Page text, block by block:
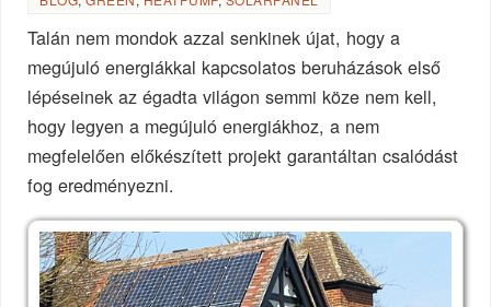
Talán nem mondok azzal senkinek újat, hogy a
megújuló energiákkal kapcsolatos beruházások első
lépéseinek az égadta világon semmi köze nem kell,
hogy legyen a megújuló energiákhoz, a nem
megfelelően előkészített projekt garantáltan csalódást
fog eredményezni.